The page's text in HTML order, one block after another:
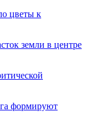
цветы к
земли в центре
формируют